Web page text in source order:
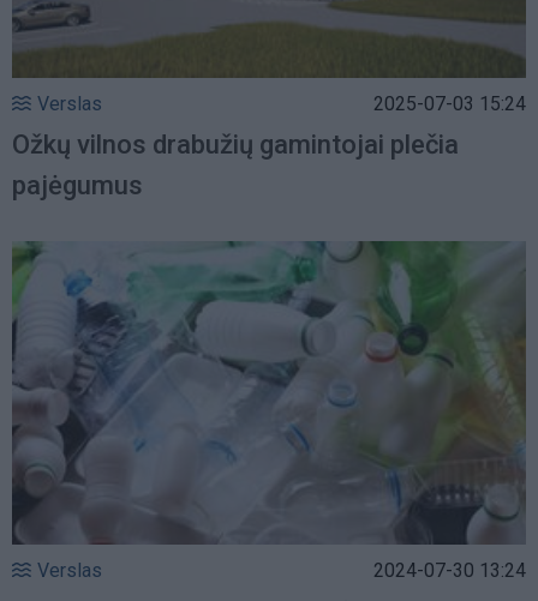
Verslas 2025-07-03 15:24
Ožkų vilnos drabužių gamintojai plečia
pajėgumus
Verslas 2024-07-30 13:24